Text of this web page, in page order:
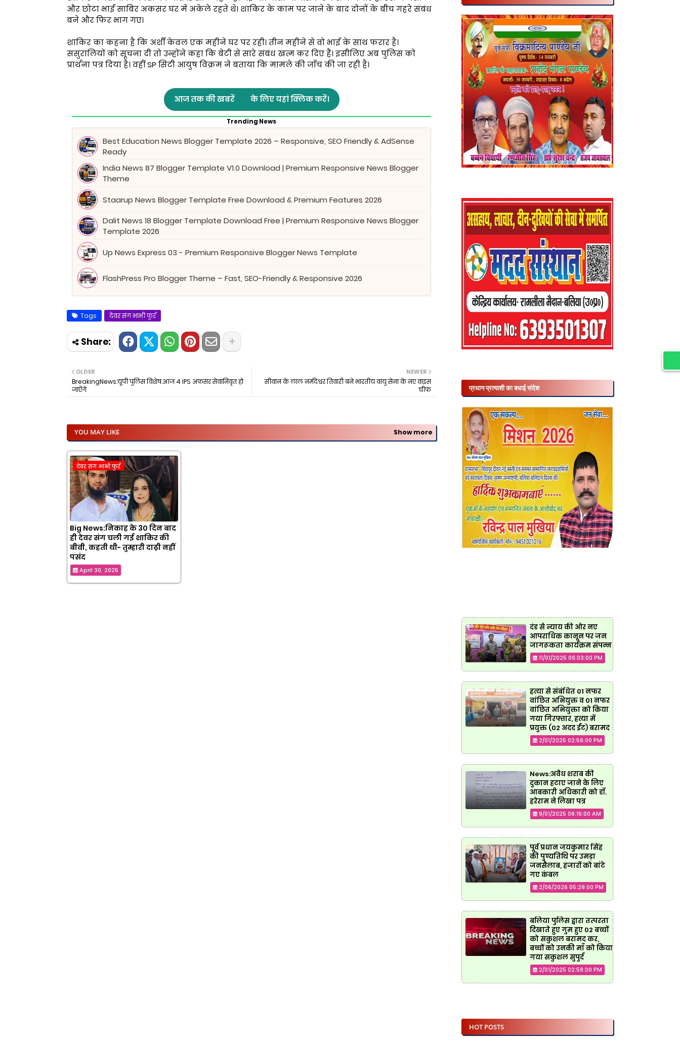
और छोटा भाई साबिर अकसर घर में अकेले रहते थे। शाकिर के काम पर जाने के बाद दोनों के बीच गहरे संबंध
बने और फिर भाग गए।
शाकिर का कहना है कि अर्शी केवल एक महीने घर पर रही। तीन महीने से वो भाई के साथ फरार है।
ससुरालियों को सूचना दी तो उन्होंने कहा कि बेटी से सारे संबंध खत्म कर दिए हैं। इसीलिए अब पुलिस को
प्रार्थना पत्र दिया है। वहीं SP सिटी आयुष विक्रम ने बताया कि मामले की जाँच की जा रही है।
आज तक की खबरें के लिए यहां क्लिक करें।
Trending News
Best Education News Blogger Template 2026 – Responsive, SEO Friendly & AdSense
Ready
India News 87 Blogger Template V1.0 Download | Premium Responsive News Blogger
Theme
Staarup News Blogger Template Free Download & Premium Features 2026
Dalit News 18 Blogger Template Download Free | Premium Responsive News Blogger
Template 2026
Up News Express 03 - Premium Responsive Blogger News Template
FlashPress Pro Blogger Theme – Fast, SEO-Friendly & Responsive 2026
Tags देवर संग भाभी फुर्र
NEWER
सीवान के लाल नर्मदेश्वर तिवारी बने भारतीय वायु सेना के नए वाइस
चीफ
OLDER
BreakingNews:यूपी पुलिस विशेष.आज 4 IPS अफसर सेवानिवृत हो
जाएँगे
YOU MAY LIKE Show more
देवर संग भाभी फुर्र
Big News:निकाह के 30 दिन बाद
ही देवर संग चली गई शाकिर की
बीवी, कहती थी- तुम्हारी दाढ़ी नहीं
पसंद
April 30, 2025
प्रधान प्रत्याशी का बधाई संदेश
दंड से न्याय की ओर नए
आपराधिक कानून पर जन
जागरूकता कार्यक्रम संपन्न
11/01/2025 06:03:00 PM
हत्या से संबंधित 01 नफर
वांछित अभियुक्त व 01 नफर
वांछित अभियुक्ता को किया
गया गिरफ्तार, हत्या में
प्रयुक्त (02 अदद ईंट) बरामद
2/01/2025 02:56:00 PM
News:अवैध शराब की
दुकान हटाए जाने के लिए
आबकारी अधिकारी को डॉ.
हरेराम ने लिखा पत्र
9/01/2025 06:16:00 AM
पूर्व प्रधान जयकुमार सिंह
की पुण्यतिथि पर उमड़ा
जनसैलाब, हजारों को बांटे
गए कंबल
2/06/2026 05:29:00 PM
बलिया पुलिस द्वारा तत्परता
दिखाते हुए गुम हुए 02 बच्चों
को सकुशल बरामद कर,
बच्चों को उनकी माँ को किया
गया सकुशल सुपुर्द
2/01/2025 02:58:00 PM
HOT POSTS